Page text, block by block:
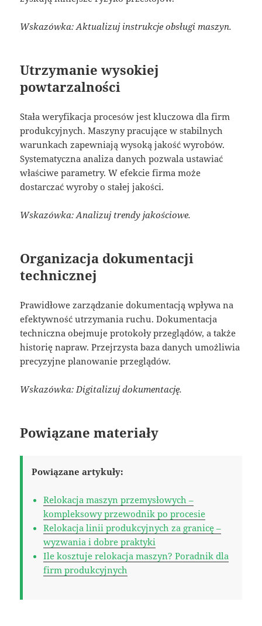
Wskazówka: Aktualizuj instrukcje obsługi maszyn.
Utrzymanie wysokiej
powtarzalności
Stała weryfikacja procesów jest kluczowa dla firm
produkcyjnych. Maszyny pracujące w stabilnych
warunkach zapewniają wysoką jakość wyrobów.
Systematyczna analiza danych pozwala ustawiać
właściwe parametry. W efekcie firma może
dostarczać wyroby o stałej jakości.
Wskazówka: Analizuj trendy jakościowe.
Organizacja dokumentacji
technicznej
Prawidłowe zarządzanie dokumentacją wpływa na
efektywność utrzymania ruchu. Dokumentacja
techniczna obejmuje protokoły przeglądów, a także
historię napraw. Przejrzysta baza danych umożliwia
precyzyjne planowanie przeglądów.
Wskazówka: Digitalizuj dokumentację.
Powiązane materiały
Powiązane artykuły:
Relokacja maszyn przemysłowych –
kompleksowy przewodnik po procesie
Relokacja linii produkcyjnych za granicę –
wyzwania i dobre praktyki
Ile kosztuje relokacja maszyn? Poradnik dla
firm produkcyjnych